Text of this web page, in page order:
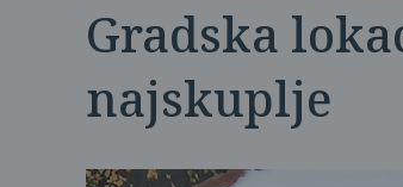
Gradska
najskuplje